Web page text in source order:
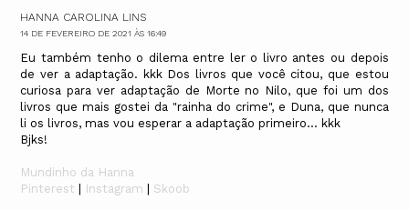
HANNA CAROLINA LINS
14 DE FEVEREIRO DE 2021 ÀS 16:49
Eu também tenho o dilema entre ler o livro antes ou depois
de ver a adaptação. kkk Dos livros que você citou, que estou
curiosa para ver adaptação de Morte no Nilo, que foi um dos
livros que mais gostei da "rainha do crime", e Duna, que nunca
li os livros, mas vou esperar a adaptação primeiro... kkk
Bjks!
Mundinho da Hanna
Pinterest
Instagram Skoob